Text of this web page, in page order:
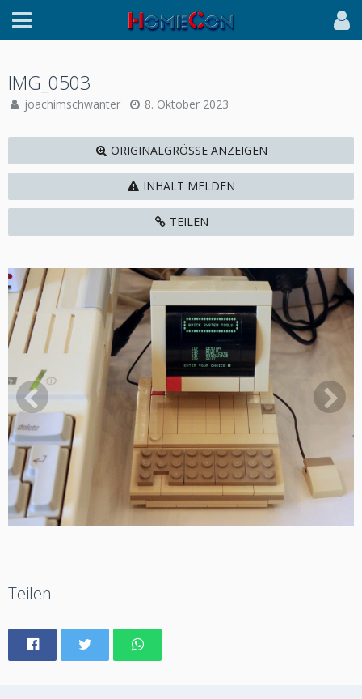
IMG_0503
joachimschwanter 8. Oktober 2023
ORIGINALGRÖSSE ANZEIGEN
INHALT MELDEN
TEILEN
Teilen